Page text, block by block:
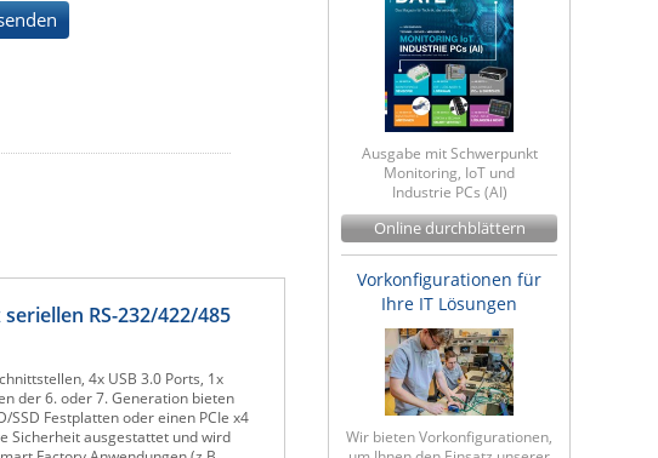
RS-232/422/485
4x USB 3.0 Ports, 1x
der 6. oder 7. Generation bieten
Festplatten oder einen PCIe x4
Sicherheit ausgestattet und wird
Ausgabe mit Schwerpunkt
Monitoring, IoT und
Industrie PCs (AI)
Online durchblättern
Vorkonfigurationen für
Ihre IT Lösungen
Wir bieten Vorkonfigurationen,